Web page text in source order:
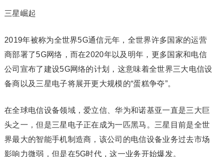
三星崛起
2019年被称为全世界5G通信元年，全世界许多国家的运营
商部署了5G网络，而在2020年以及明年，更多国家和电信
公司宣布了建设5G网络的计划，这意味着全世界三大电信设
备商以及三星电子将展开更大规模的“蛋糕争夺”。
在全球电信设备领域，爱立信、华为和诺基亚一直是三大巨
头之一，但是三星电子正在成为一匹黑马。三星目前是全世
界最大的智能手机制造商，该公司的电信设备业务过去市场
影响力微弱，但是在5G时代，这一业务开始爆发。